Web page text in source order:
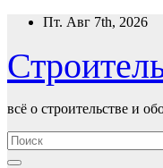
Перейти
содержимому
Пт. Авг 7th, 2026
всё о строительстве и